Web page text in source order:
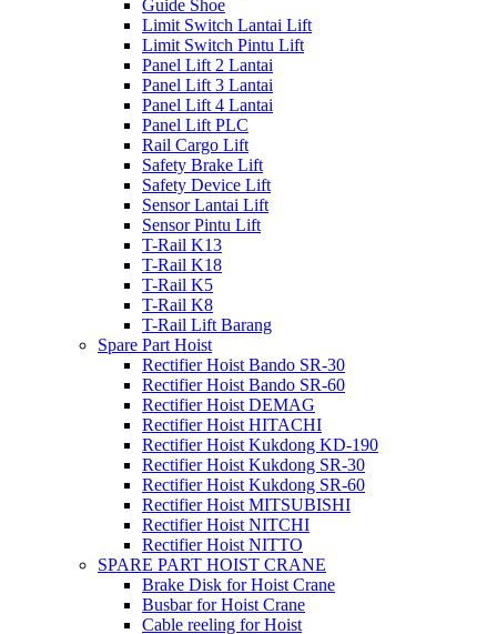
Guide Shoe
Limit Switch Lantai Lift
Limit Switch Pintu Lift
Panel Lift 2 Lantai
Panel Lift 3 Lantai
Panel Lift 4 Lantai
Panel Lift PLC
Rail Cargo Lift
Safety Brake Lift
Safety Device Lift
Sensor Lantai Lift
Sensor Pintu Lift
T-Rail K13
T-Rail K18
T-Rail K5
T-Rail K8
T-Rail Lift Barang
Spare Part Hoist
Rectifier Hoist Bando SR-30
Rectifier Hoist Bando SR-60
Rectifier Hoist DEMAG
Rectifier Hoist HITACHI
Rectifier Hoist Kukdong KD-190
Rectifier Hoist Kukdong SR-30
Rectifier Hoist Kukdong SR-60
Rectifier Hoist MITSUBISHI
Rectifier Hoist NITCHI
Rectifier Hoist NITTO
SPARE PART HOIST CRANE
Brake Disk for Hoist Crane
Busbar for Hoist Crane
Cable reeling for Hoist